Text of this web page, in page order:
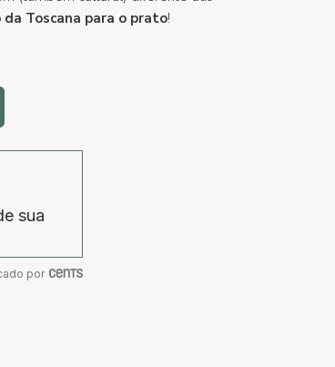
Toscana para o prato!
sua
por